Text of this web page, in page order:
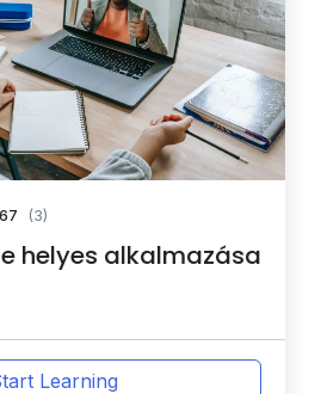
(3)
helyes alkalmazása
Learning